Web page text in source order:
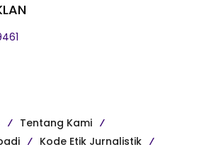
Tentang Kami
Kode Etik Jurnalistik